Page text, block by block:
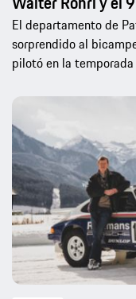
El departamento de
sorprendido al
pilotó en la